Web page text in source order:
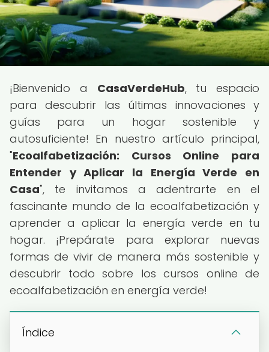
¡Bienvenido a CasaVerdeHub, tu espacio
para descubrir las últimas innovaciones y
guías para un hogar sostenible y
autosuficiente! En nuestro artículo principal,
"Ecoalfabetización: Cursos Online para
Entender y Aplicar la Energía Verde en
Casa", te invitamos a adentrarte en el
fascinante mundo de la ecoalfabetización y
aprender a aplicar la energía verde en tu
hogar. ¡Prepárate para explorar nuevas
formas de vivir de manera más sostenible y
descubrir todo sobre los cursos online de
ecoalfabetización en energía verde!
Índice